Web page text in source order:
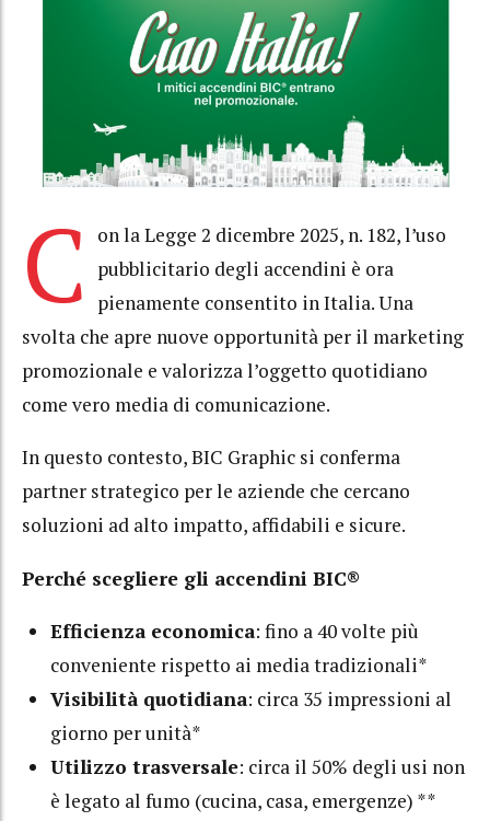
C
on la Legge 2 dicembre 2025, n. 182, l’uso
pubblicitario degli accendini è ora
pienamente consentito in Italia. Una
svolta che apre nuove opportunità per il marketing
promozionale e valorizza l’oggetto quotidiano
come vero media di comunicazione.
In questo contesto, BIC Graphic si conferma
partner strategico per le aziende che cercano
soluzioni ad alto impatto, affidabili e sicure.
Perché scegliere gli accendini BIC®
Efficienza economica: fino a 40 volte più
conveniente rispetto ai media tradizionali*
Visibilità quotidiana: circa 35 impressioni al
giorno per unità*
Utilizzo trasversale: circa il 50% degli usi non
è legato al fumo (cucina, casa, emergenze) **